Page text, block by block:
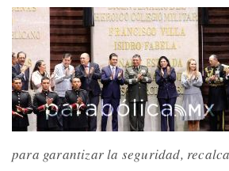
para garantizar la seguridad,